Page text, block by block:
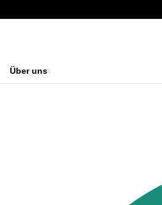
Über uns